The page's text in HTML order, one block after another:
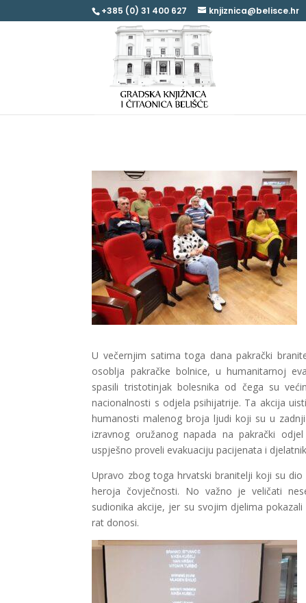
+385 (0) 31 400 627 knjiznica@belisce.hr
U večernjim satima toga dana pakrački
osoblja pakračke bolnice, u humanitarnoj
spasili tristotinjak bolesnika od čega su
nacionalnosti s odjela psihijatrije. Ta akcija
humanosti malenog broja ljudi koji su u
izravnog oružanog napada na pakrački
uspješno proveli evakuaciju pacijenata i
Upravo zbog toga hrvatski branitelji koji su
heroja čovječnosti. No važno je veličati
sudionika akcije, jer su svojim djelima
rat donosi.